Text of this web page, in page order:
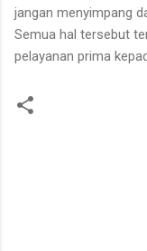
jangan menyimpang
Semua hal tersebut
pelayanan prima